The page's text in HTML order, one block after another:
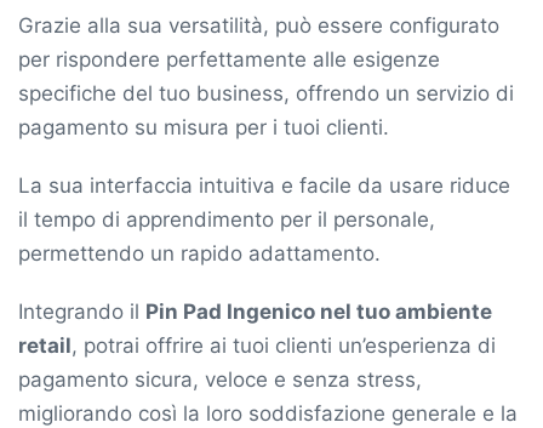
Grazie alla sua versatilità, può essere configurato
per rispondere perfettamente alle esigenze
specifiche del tuo business, offrendo un servizio di
pagamento su misura per i tuoi clienti.
La sua interfaccia intuitiva e facile da usare riduce
il tempo di apprendimento per il personale,
permettendo un rapido adattamento.
Integrando il Pin Pad Ingenico nel tuo ambiente
retail, potrai offrire ai tuoi clienti un’esperienza di
pagamento sicura, veloce e senza stress,
migliorando così la loro soddisfazione generale e la